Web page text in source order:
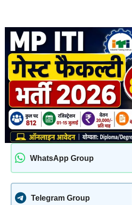
WhatsApp Group
Telegram Group